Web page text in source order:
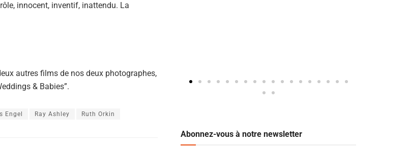
innocent, inventif, inattendu. La
autres films de nos deux photographes,
& Babies”.
Engel Ray Ashley Ruth Orkin
Abonnez-vous à notre newsletter